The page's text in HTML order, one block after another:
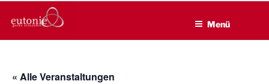
Inhalt
EUTONIE.DE
Lebensbalance durch körperliche Selbsterfahrung
Menü
« Alle Veranstaltungen